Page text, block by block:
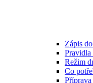
Zápis
Pravidla
Režim
Co